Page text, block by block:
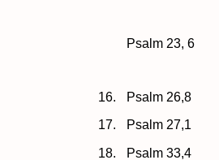
Psalm 23, 6
16. Psalm 26,8
17.
Psalm 27,1
18.
Psalm 33,4